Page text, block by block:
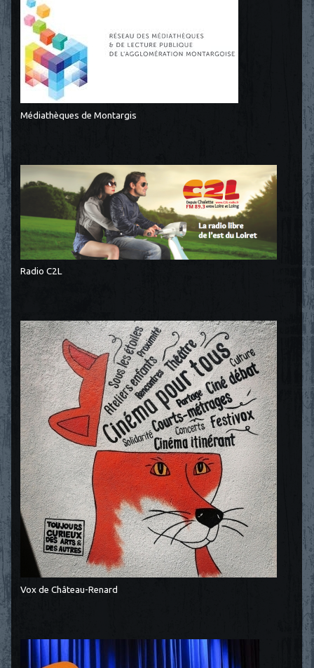
Médiathèques de Montargis
Radio C2L
Vox de Château-Renard